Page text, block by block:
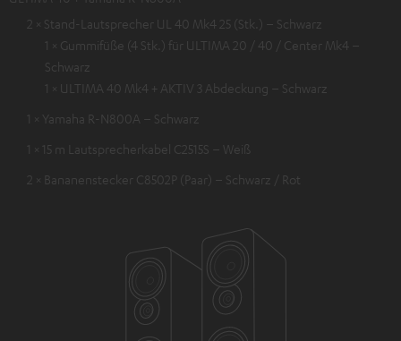
2 × Stand-Lautsprecher UL 40 Mk4 25 (Stk.) – Schwarz
1 × Gummifüße (4 Stk.) für ULTIMA 20 / 40 / Center Mk4 –
Schwarz
1 × ULTIMA 40 Mk4 + AKTIV 3 Abdeckung – Schwarz
1 × Yamaha R-N800A – Schwarz
1 × 15 m Lautsprecherkabel C2515S – Weiß
2 × Bananenstecker C8502P (Paar) – Schwarz / Rot